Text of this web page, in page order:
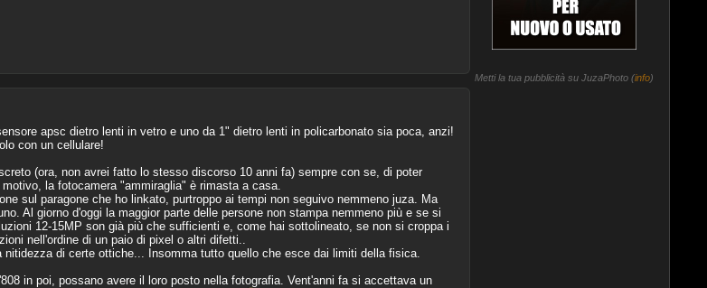
apsc dietro lenti in vetro e uno da 1" dietro lenti in policarbonato sia poca, anzi!
con un cellulare!
(ora, non avrei fatto lo stesso discorso 10 anni fa) sempre con se, di poter
la fotocamera "ammiraglia" è rimasta a casa.
sul paragone che ho linkato, purtroppo ai tempi non seguivo nemmeno juza. Ma
Al giorno d'oggi la maggior parte delle persone non stampa nemmeno più e se si
12-15MP son già più che sufficienti e, come hai sottolineato, se non si croppa i
nell'ordine di un paio di pixel o altri difetti..
di certe ottiche... Insomma tutto quello che esce dai limiti della fisica.
in poi, possano avere il loro posto nella fotografia. Vent'anni fa si accettava un
Metti la tua pubblicità su JuzaPhoto (info)